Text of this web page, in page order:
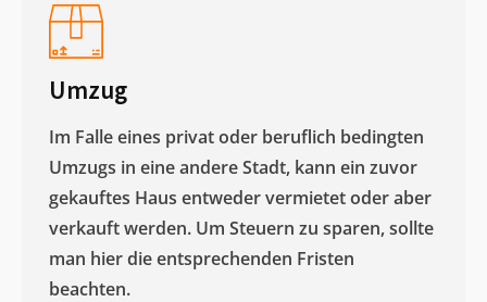
Umzug
Im Falle eines privat oder beruflich bedingten
Umzugs in eine andere Stadt, kann ein zuvor
gekauftes Haus entweder vermietet oder aber
verkauft werden. Um Steuern zu sparen, sollte
man hier die entsprechenden Fristen
beachten.